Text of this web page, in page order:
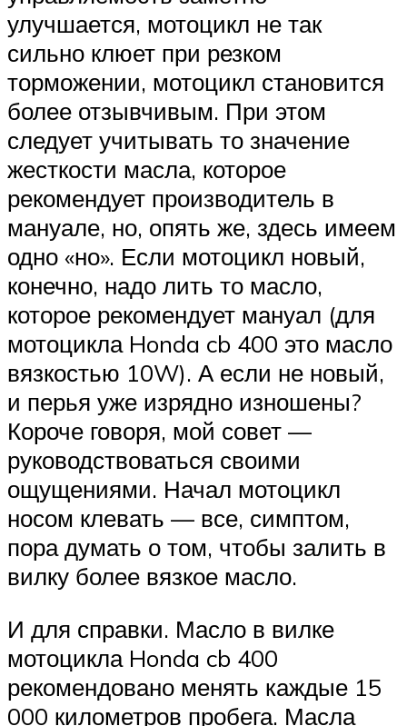
улучшается, мотоцикл не так
сильно клюет при резком
торможении, мотоцикл становится
более отзывчивым. При этом
следует учитывать то значение
жесткости масла, которое
рекомендует производитель в
мануале, но, опять же, здесь имеем
одно «но». Если мотоцикл новый,
конечно, надо лить то масло,
которое рекомендует мануал (для
мотоцикла Honda cb 400 это масло
вязкостью 10W). А если не новый,
и перья уже изрядно изношены?
Короче говоря, мой совет —
руководствоваться своими
ощущениями. Начал мотоцикл
носом клевать — все, симптом,
пора думать о том, чтобы залить в
вилку более вязкое масло.
И для справки. Масло в вилке
мотоцикла Honda cb 400
рекомендовано менять каждые 15
000 километров пробега. Масла